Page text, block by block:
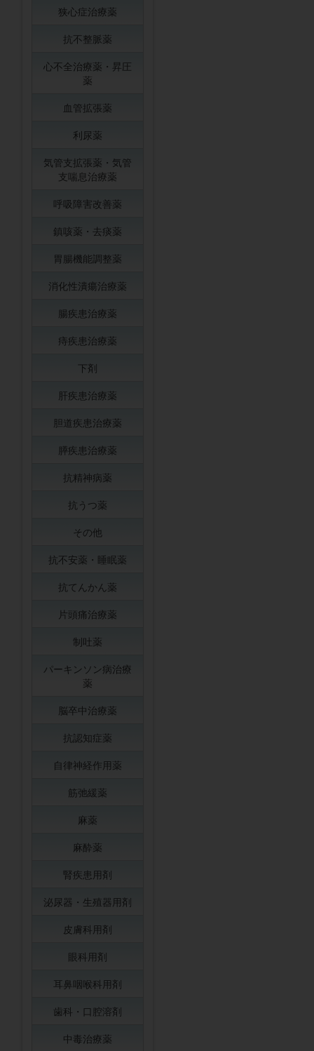
狭心症治療薬
抗不整脈薬
心不全治療薬・昇圧
薬
血管拡張薬
利尿薬
気管支拡張薬・気管
支喘息治療薬
呼吸障害改善薬
鎮咳薬・去痰薬
胃腸機能調整薬
消化性潰瘍治療薬
腸疾患治療薬
痔疾患治療薬
下剤
肝疾患治療薬
胆道疾患治療薬
膵疾患治療薬
抗精神病薬
抗うつ薬
その他
抗不安薬・睡眠薬
抗てんかん薬
片頭痛治療薬
制吐薬
パーキンソン病治療
薬
脳卒中治療薬
抗認知症薬
自律神経作用薬
筋弛緩薬
麻薬
麻酔薬
腎疾患用剤
泌尿器・生殖器用剤
皮膚科用剤
眼科用剤
耳鼻咽喉科用剤
歯科・口腔溶剤
中毒治療薬